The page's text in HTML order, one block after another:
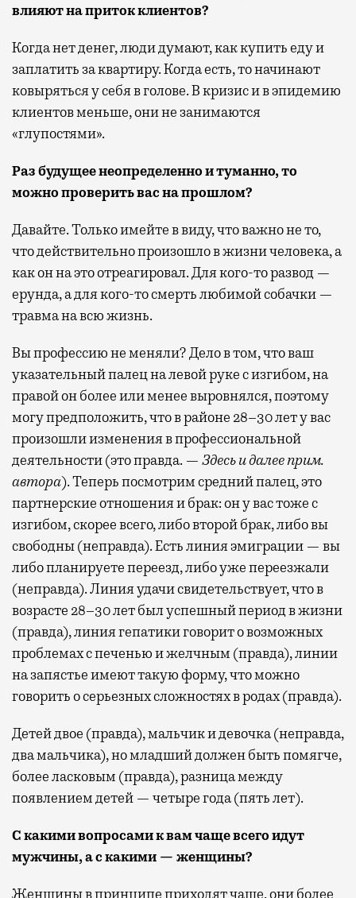
влияют на приток клиентов?
Когда нет денег, люди думают, как купить еду и
заплатить за квартиру. Когда есть, то начинают
ковыряться у себя в голове. В кризис и в эпидемию
клиентов меньше, они не занимаются
«глупостями».
Раз будущее неопределенно и туманно, то
можно проверить вас на прошлом?
Давайте. Только имейте в виду, что важно не то,
что действительно произошло в жизни человека, а
как он на это отреагировал. Для кого-то развод —
ерунда, а для кого-то смерть любимой собачки —
травма на всю жизнь.
Вы профессию не меняли? Дело в том, что ваш
указательный палец на левой руке с изгибом, на
правой он более или менее выровнялся, поэтому
могу предположить, что в районе 28–30 лет у вас
произошли изменения в профессиональной
деятельности (это правда. — Здесь и далееприм.
автора). Теперь посмотрим средний палец, это
партнерские отношения и брак: он у вас тоже с
изгибом, скорее всего, либо второй брак, либо вы
свободны (неправда). Есть линия эмиграции — вы
либо планируете переезд, либо уже переезжали
(неправда). Линия удачи свидетельствует, что в
возрасте 28–30 лет был успешный период в жизни
(правда), линия гепатики говорит о возможных
проблемах с печенью и желчным (правда), линии
на запястье имеют такую форму, что можно
говорить о серьезных сложностях в родах (правда).
Детей двое (правда), мальчик и девочка (неправда,
два мальчика), но младший должен быть помягче,
более ласковым (правда), разница между
появлением детей — четыре года (пять лет).
С какими вопросами к вам чаще всего идут
мужчины, а с какими — женщины?
Женщины в принципе приходят чаще, они более